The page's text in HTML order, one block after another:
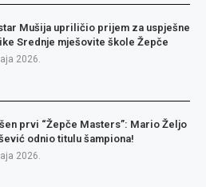
Mušija upriličio prijem za uspješne
Srednje mješovite škole Žepče
2026.
prvi “Žepče Masters”: Mario Željo
odnio titulu šampiona!
2026.